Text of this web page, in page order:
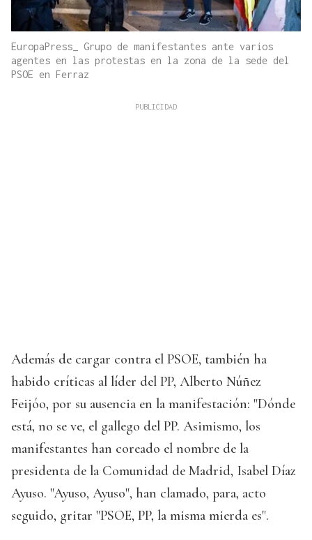
EuropaPress_ Grupo de manifestantes ante varios
agentes en las protestas en la zona de la sede del
PSOE en Ferraz
Además de cargar contra el PSOE, también ha
habido críticas al líder del PP, Alberto Núñez
Feijóo, por su ausencia en la manifestación: "Dónde
está, no se ve, el gallego del PP. Asimismo, los
manifestantes han coreado el nombre de la
presidenta de la Comunidad de Madrid, Isabel Díaz
Ayuso. "Ayuso, Ayuso", han clamado, para, acto
seguido, gritar "PSOE, PP, la misma mierda es".